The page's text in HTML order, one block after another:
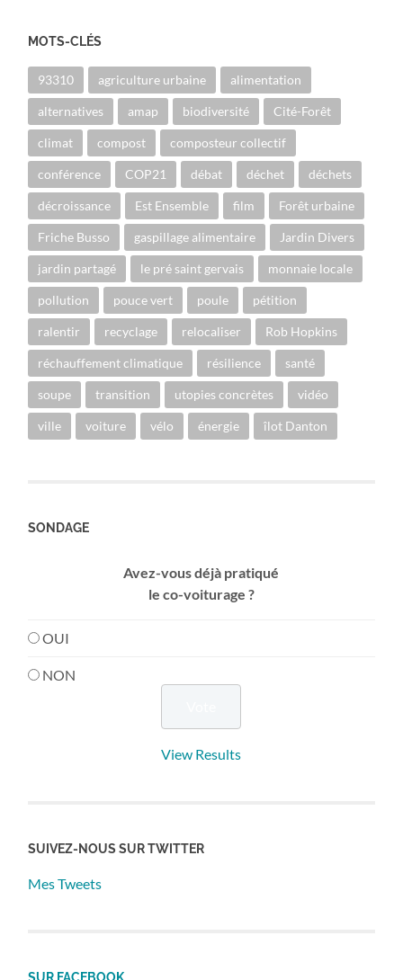
MOTS-CLÉS
93310 agriculture urbaine alimentation
alternatives amap biodiversité Cité-Forêt
climat compost composteur collectif
conférence COP21 débat déchet déchets
décroissance Est Ensemble film Forêt urbaine
Friche Busso gaspillage alimentaire Jardin Divers
jardin partagé le pré saint gervais monnaie locale
pollution pouce vert poule pétition
ralentir recyclage relocaliser Rob Hopkins
réchauffement climatique résilience santé
soupe transition utopies concrètes vidéo
ville voiture vélo énergie îlot Danton
SONDAGE
Avez-vous déjà pratiqué
le co-voiturage ?
OUI
NON
View Results
SUIVEZ-NOUS SUR TWITTER
Mes Tweets
SUR FACEBOOK